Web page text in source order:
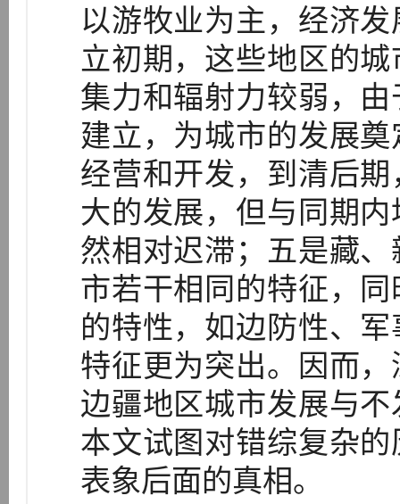
以游牧业为主，经济
立初期，这些地区的
集力和辐射力较弱，
建立，为城市的发展
经营和开发，到清后
大的发展，但与同期
然相对迟滞；五是藏
市若干相同的特征，
的特性，如边防性、
特征更为突出。因而
边疆地区城市发展与
本文试图对错综复杂
表象后面的真相。